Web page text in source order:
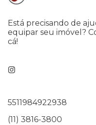
Está precisando de
equipar seu imóvel?
cá!
5511984922938
(11) 3816-3800